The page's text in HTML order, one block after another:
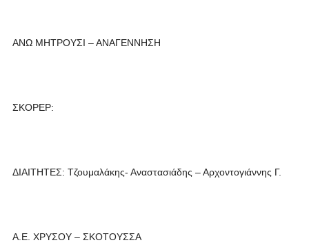
ΑΝΩ ΜΗΤΡΟΥΣΙ – ΑΝΑΓΕΝΝΗΣΗ
ΣΚΟΡΕΡ:
ΔΙΑΙΤΗΤΕΣ: Τζουμαλάκης- Αναστασιάδης – Αρχοντογιάννης Γ.
Α.Ε. ΧΡΥΣΟΥ – ΣΚΟΤΟΥΣΣΑ